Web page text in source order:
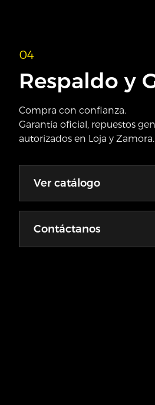
Tecnología e
Innovación
Vehículos con tecnología
Conduce modelos con
conectividad y seguridad
Ver catálogo
Contáctanos